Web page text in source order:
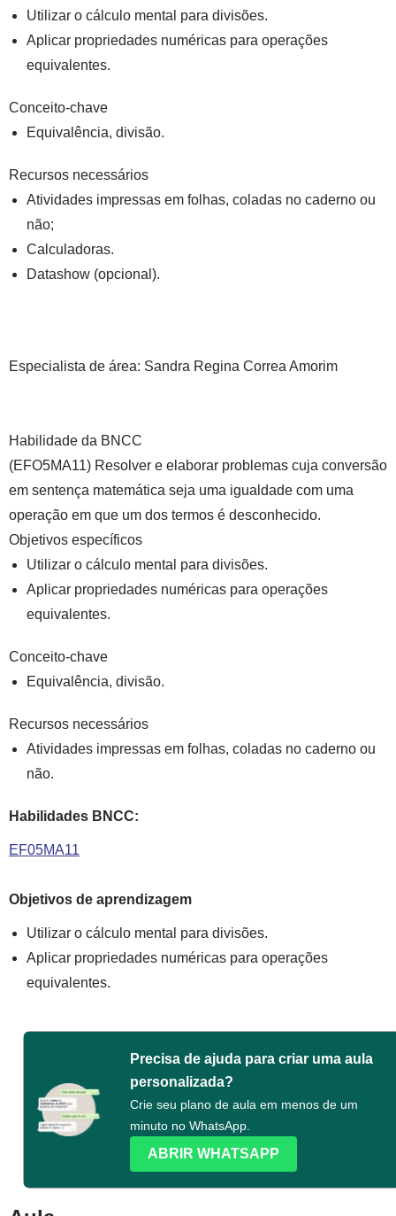
Utilizar o cálculo mental para divisões.
Aplicar propriedades numéricas para operações
equivalentes.
Conceito-chave
Equivalência, divisão.
Recursos necessários
Atividades impressas em folhas, coladas no caderno ou
não;
Calculadoras.
Datashow (opcional).
Especialista de área: Sandra Regina Correa Amorim
Habilidade da BNCC
(EFO5MA11) Resolver e elaborar problemas cuja conversão
em sentença matemática seja uma igualdade com uma
operação em que um dos termos é desconhecido.
Objetivos específicos
Utilizar o cálculo mental para divisões.
Aplicar propriedades numéricas para operações
equivalentes.
Conceito-chave
Equivalência, divisão.
Recursos necessários
Atividades impressas em folhas, coladas no caderno ou
não.
Habilidades BNCC:
EF05MA11
Objetivos de aprendizagem
Utilizar o cálculo mental para divisões.
Aplicar propriedades numéricas para operações
equivalentes.
Precisa de ajuda para criar uma aula
personalizada?
Crie seu plano de aula em menos de um
minuto no WhatsApp.
ABRIR WHATSAPP